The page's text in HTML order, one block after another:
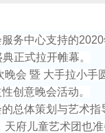
务中心支持的
正式拉开帷幕。
会 暨 大手拉小手
创意晚会活动。
总体策划与艺术
府儿童艺术团也